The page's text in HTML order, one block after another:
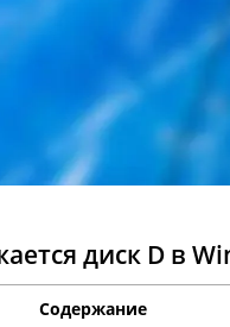
диск D в
Содержание